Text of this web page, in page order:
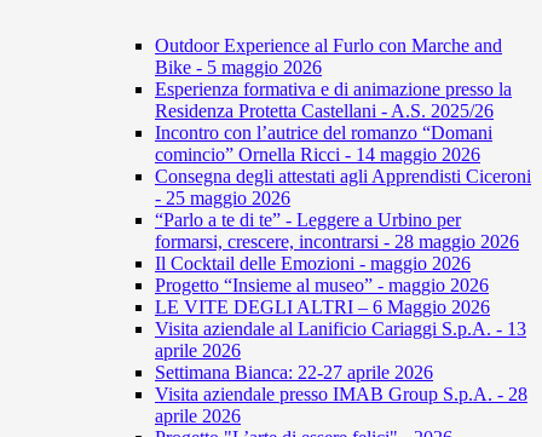
Outdoor Experience al Furlo con Marche and
Bike - 5 maggio 2026
Esperienza formativa e di animazione presso la
Residenza Protetta Castellani - A.S. 2025/26
Incontro con l’autrice del romanzo “Domani
comincio” Ornella Ricci - 14 maggio 2026
Consegna degli attestati agli Apprendisti Ciceroni
- 25 maggio 2026
“Parlo a te di te” - Leggere a Urbino per
formarsi, crescere, incontrarsi - 28 maggio 2026
Il Cocktail delle Emozioni - maggio 2026
Progetto “Insieme al museo” - maggio 2026
LE VITE DEGLI ALTRI – 6 Maggio 2026
Visita aziendale al Lanificio Cariaggi S.p.A. - 13
aprile 2026
Settimana Bianca: 22-27 aprile 2026
Visita aziendale presso IMAB Group S.p.A. - 28
aprile 2026